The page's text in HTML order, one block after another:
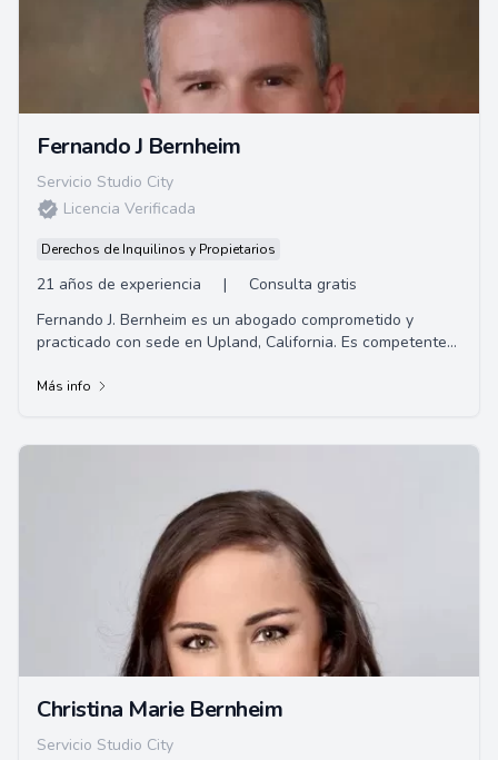
Fernando J Bernheim
Servicio Studio City
Licencia Verificada
Derechos de Inquilinos y Propietarios
21 años de experiencia |
Consulta gratis
Fernando J. Bernheim es un abogado comprometido y
practicado con sede en Upland, California. Es competente
Más info
Christina Marie Bernheim
Servicio Studio City